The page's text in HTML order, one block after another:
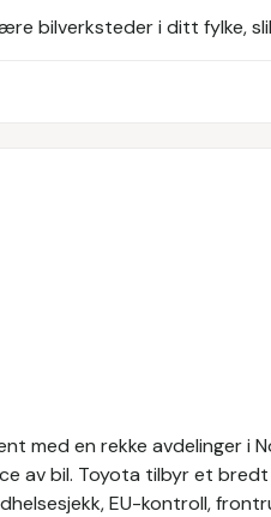
bilverksteder i ditt fylke,
med en rekke avdelinger i
av bil. Toyota tilbyr et
EU-kontroll,